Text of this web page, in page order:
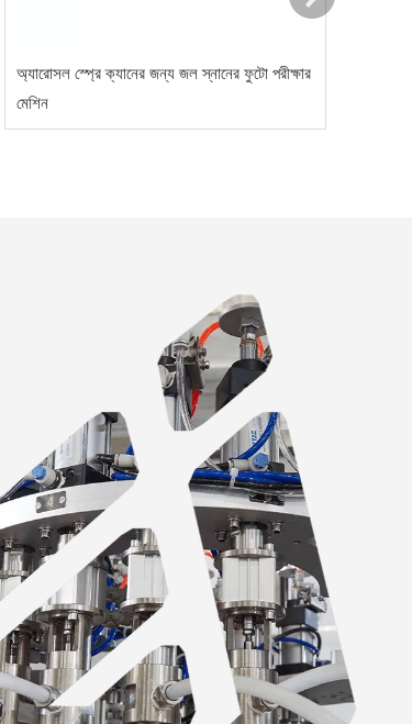
অ্যারোসল স্প্রে ক্যানের জন্য জল স্নানের ফুটো পরীক্ষার
মেশিন